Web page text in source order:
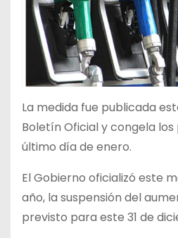
La medida fue publicada
Boletín Oficial y congela
último día de enero.
El Gobierno oficializó este
año, la suspensión del
previsto para este 31 de